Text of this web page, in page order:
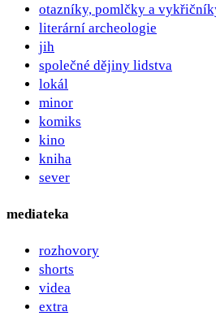
otazníky, pomlčky a
literární archeologie
jih
společné dějiny lidstva
lokál
minor
komiks
kino
kniha
sever
mediateka
rozhovory
shorts
videa
extra